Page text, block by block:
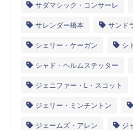
サダマシック・コンサーレ
サレンダー橋本 サンド
シェリー・ケーガン シ
シャド・ヘルムステッター
ジェニファー・L・スコット
ジェリー・ミンチントン
ジェームズ・アレン ジ